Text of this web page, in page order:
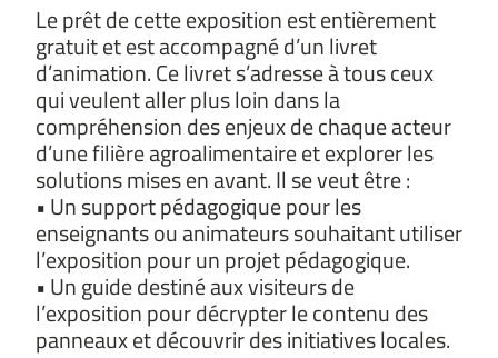
Le prêt de cette exposition est entièrement
gratuit et est accompagné d’un livret
d’animation. Ce livret s’adresse à tous ceux
qui veulent aller plus loin dans la
compréhension des enjeux de chaque acteur
d’une filière agroalimentaire et explorer les
solutions mises en avant. Il se veut être :
• Un support pédagogique pour les
enseignants ou animateurs souhaitant utiliser
l’exposition pour un projet pédagogique.
• Un guide destiné aux visiteurs de
l’exposition pour décrypter le contenu des
panneaux et découvrir des initiatives locales.